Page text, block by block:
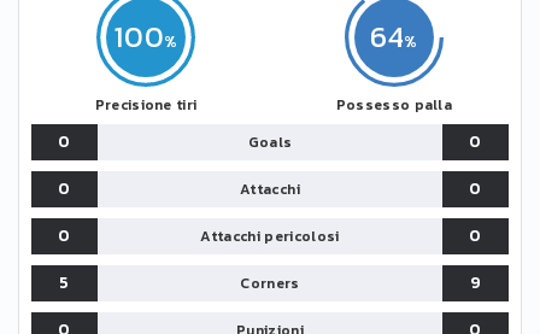
100
Precisione tiri
64
Possesso palla
0 Goals
0
0
Attacchi
0
0
Attacchi pericolosi
0
5
Corners
9